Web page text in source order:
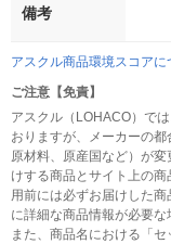
備考
アスクル商品環境スコアに
ご注意【免責】
アスクル（LOHACO）で
おりますが、メーカーの都
原材料、原産国など）が
けする商品とサイト上の
用前には必ずお届けした
に詳細な商品情報が必要な
また、商品名における「